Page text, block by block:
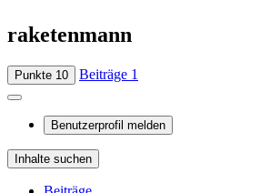
raketenmann
Punkte 10 Beiträge 1
Benutzerprofil melden
Inhalte suchen